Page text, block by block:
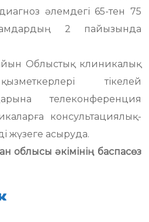
әлемдегі 65-тен 75
2 пайызында
Облыстық клиникалық
тікелей
телеконференция
консультациялық-
жүзеге асыруда.
әкімінің баспасөз